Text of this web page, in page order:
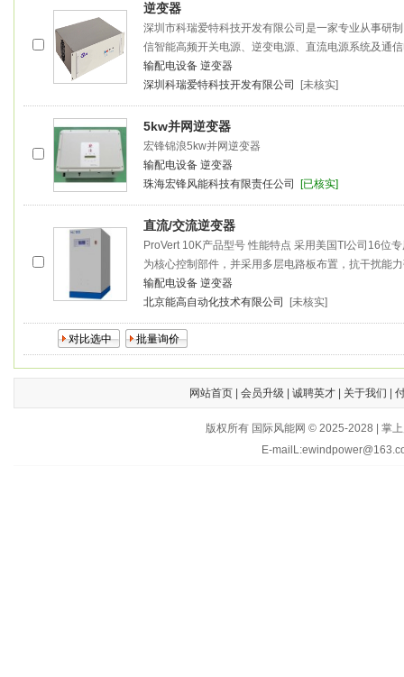
逆变器
深圳市科瑞爱特科技开发有限公司是一家专业从事研
信智能高频开关电源、逆变电源、直流电源系统及通
输配电设备 逆变器
深圳科瑞爱特科技开发有限公司
[未核实]
5kw并网逆变器
宏锋锦浪5kw并网逆变器
输配电设备 逆变器
珠海宏锋风能科技有限责任公司
[已核实]
直流/交流逆变器
ProVert 10K产品型号 性能特点 采用美国TI公司16位
为核心控制部件，并采用多层电路板布置，抗干扰能
输配电设备 逆变器
北京能高自动化技术有限公司
[未核实]
网站首页| 会员升级 诚聘英才| 关于我们
版权所有 国际风能网 © 2025-2028 | 掌
E-